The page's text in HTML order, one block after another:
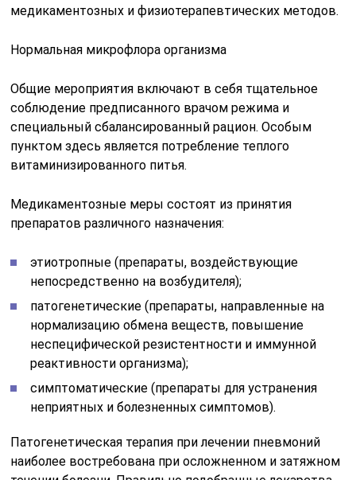
медикаментозных и физиотерапевтических методов.
Нормальная микрофлора организма
Общие мероприятия включают в себя тщательное
соблюдение предписанного врачом режима и
специальный сбалансированный рацион. Особым
пунктом здесь является потребление теплого
витаминизированного питья.
Медикаментозные меры состоят из принятия
препаратов различного назначения:
этиотропные (препараты, воздействующие
непосредственно на возбудителя);
патогенетические (препараты, направленные на
нормализацию обмена веществ, повышение
неспецифической резистентности и иммунной
реактивности организма);
симптоматические (препараты для устранения
неприятных и болезненных симптомов).
Патогенетическая терапия при лечении пневмоний
наиболее востребована при осложненном и затяжном